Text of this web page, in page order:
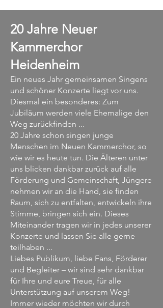
20 Jahre Neuer
Kammerchor
Heidenheim
Ein neues Jahr gemeinsamen Singens
und schöner Konzerte liegt vor uns.
Diesmal ein besonderes: Zum
Jubiläum werden viele Ehemalige den
Weg zurückfinden ...
20 Jahre schon singen junge
Menschen im Neuen Kammerchor, so
wie wir es heute tun. Die Älteren unter
uns blicken dankbar zurück auf alle
Förderung und Gemeinschaft, Jüngere
nehmen wir an die Hand, sie finden
Raum, sich zu entfalten, entwickeln ihre
Stimme, bringen sich ein. Dieses
Miteinander tragen wir in jedes unserer
Konzerte und lassen Sie alle gerne
teilhaben ...
Liebes Publikum, liebe Fans, Förderer
und Begleiter – wir sind sehr dankbar
für Ihre und eure Treue, für alle
Unterstützung auf unserem Weg!
Immer wieder möchten wir durch